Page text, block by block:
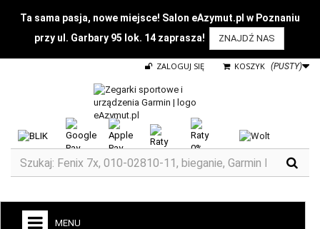
Ta sama pasja, nowe miejsce! Salon eAzymut.pl w Poznaniu
przy ul. Garbary 95 lok. 14 zaprasza!
ZNAJDŹ NAS
KOSZYK (PUSTY)
ZALOGUJ SIĘ
MENU